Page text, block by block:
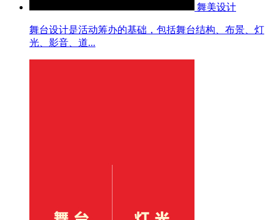
舞美设计
舞台设计是活动筹办的基础，包括舞台结构、布景、灯
光、影音、道...